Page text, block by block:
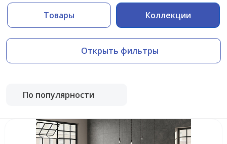
Товары Коллекции
Открыть фильтры
По популярности